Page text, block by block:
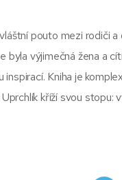
pouto mezi rodiči a
byla výjimečná žena a
Kniha je
kříží svou stopu: